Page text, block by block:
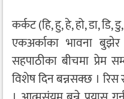
कर्कट (हि, हु, हे, हो, डा, डि,
एकअर्काका भावना
सहपाठीका बीचमा
विशेष दिन बन्नसक्छ ।